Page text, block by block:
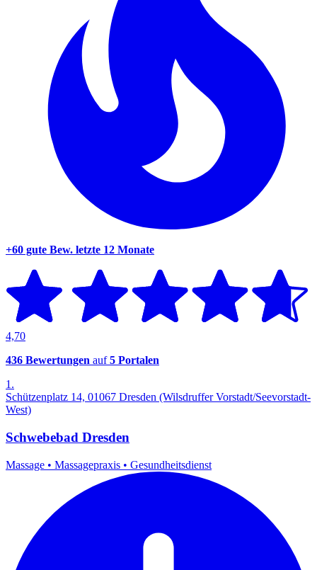
+60 gute Bew. letzte 12 Monate
4,70
436 Bewertungen auf5 Portalen
1.
Schützenplatz 14, 01067 Dresden (Wilsdruffer Vorstadt/Seevorstadt-
West)
Schwebebad Dresden
Massage • Massagepraxis • Gesundheitsdienst